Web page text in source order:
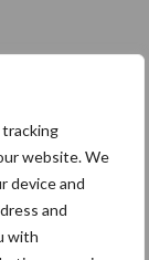
website. We
device and
and
with
isolaat